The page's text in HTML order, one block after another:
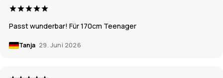
Passt wunderbar! Für 170cm Teenager
Tanja 29. Juni 2026